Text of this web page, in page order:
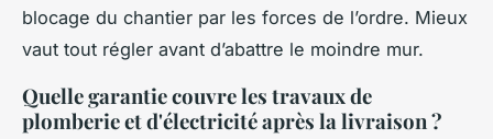
blocage du chantier par les forces de l’ordre. Mieux
vaut tout régler avant d’abattre le moindre mur.
Quelle garantie couvre les travaux de
plomberie et d'électricité après la livraison ?